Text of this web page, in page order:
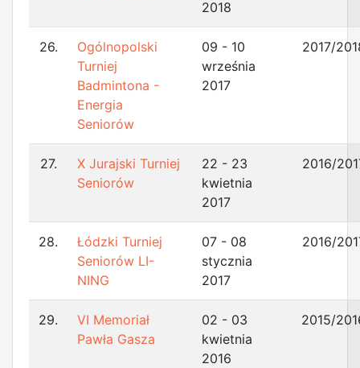
2018
26.
Ogólnopolski
Turniej
Badmintona -
Energia
Seniorów
09 - 10
września
2017
2017/
27.
X Jurajski Turniej
Seniorów
22 - 23
kwietnia
2017
2016/
28.
Łódzki Turniej
Seniorów LI-
NING
07 - 08
stycznia
2017
2016/
29.
VI Memoriał
Pawła Gasza
02 - 03
kwietnia
2016
2015/